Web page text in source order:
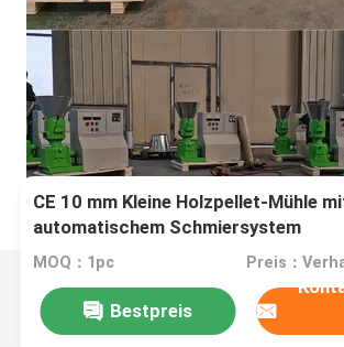
CE 10 mm Kleine Holzpellet-Mühle
automatischem Schmiersystem
MOQ：1pc Preis：
Bestpreis